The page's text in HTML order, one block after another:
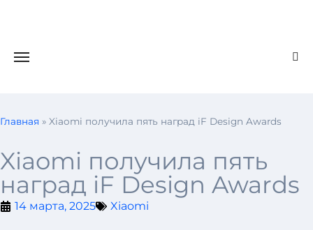
Главная » Xiaomi получила пять наград iF Design Awards
Xiaomi получила пять
наград iF Design Awards
14 марта, 2025 Xiaomi